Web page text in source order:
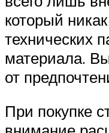
который
технических
материала.
от
При покупке